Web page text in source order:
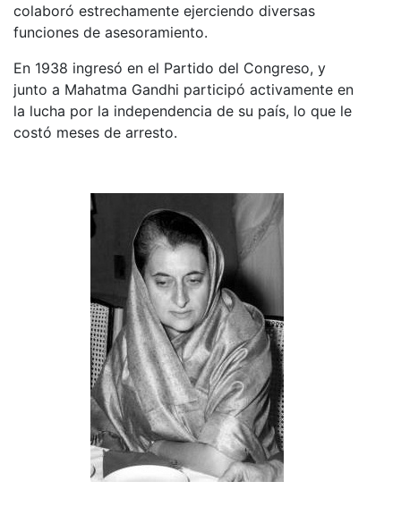
colaboró estrechamente ejerciendo diversas
funciones de asesoramiento.
En 1938 ingresó en el Partido del Congreso, y
junto a Mahatma Gandhi participó activamente en
la lucha por la independencia de su país, lo que le
costó meses de arresto.